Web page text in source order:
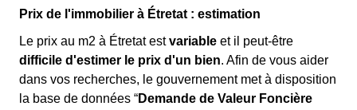
Prix de l'immobilier à Étretat : estimation
Le prix au m2 à Étretat estvariable et il peut-être
difficile d'estimer le prix d'un bien. Afin de vous aider
dans vos recherches, le gouvernement met à disposition
la base de données “Demande de Valeur Foncière